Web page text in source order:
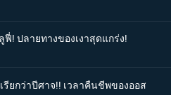
ฟี่! ปลายทางของเงาสุดแกร่ง!
รียกว่าปีศาจ!! เวลาคืนชีพของออส